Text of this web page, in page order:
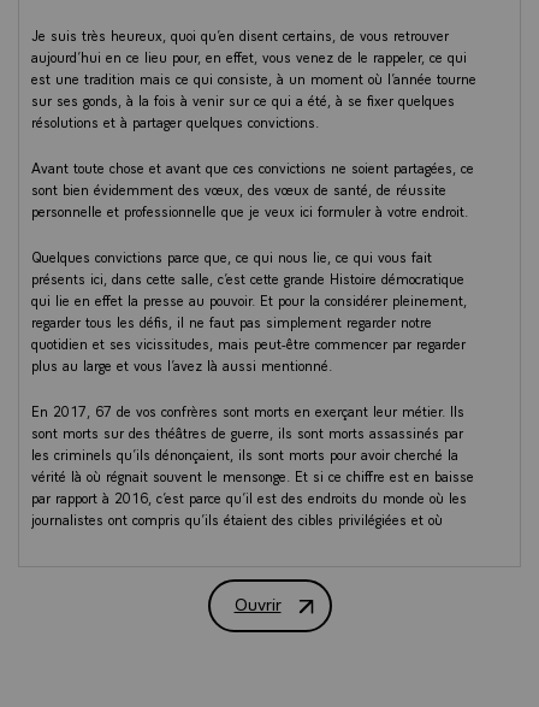
Je suis très heureux, quoi qu’en disent certains, de vous retrouver
aujourd’hui en ce lieu pour, en effet, vous venez de le rappeler, ce qui
est une tradition mais ce qui consiste, à un moment où l’année tourne
sur ses gonds, à la fois à venir sur ce qui a été, à se fixer quelques
résolutions et à partager quelques convictions.
Avant toute chose et avant que ces convictions ne soient partagées, ce
sont bien évidemment des vœux, des vœux de santé, de réussite
personnelle et professionnelle que je veux ici formuler à votre endroit.
Quelques convictions parce que, ce qui nous lie, ce qui vous fait
présents ici, dans cette salle, c’est cette grande Histoire démocratique
qui lie en effet la presse au pouvoir. Et pour la considérer pleinement,
regarder tous les défis, il ne faut pas simplement regarder notre
quotidien et ses vicissitudes, mais peut-être commencer par regarder
plus au large et vous l’avez là aussi mentionné.
En 2017, 67 de vos confrères sont morts en exerçant leur métier. Ils
sont morts sur des théâtres de guerre, ils sont morts assassinés par
les criminels qu’ils dénonçaient, ils sont morts pour avoir cherché la
vérité là où régnait souvent le mensonge. Et si ce chiffre est en baisse
par rapport à 2016, c’est parce qu’il est des endroits du monde où les
journalistes ont compris qu’ils étaient des cibles privilégiées et où
ROBERT, ainsi que pour leur fixeur kurde, Bakhtiyar HADDAD, tous les
trois morts à Mossoul cette année dans l’explosion d’une mine.
Ouvrir
Vœux du Président de la République